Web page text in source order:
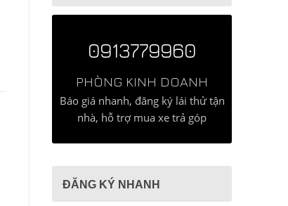
0913779960
PHÒNG KINH DOANH
Báo giá nhanh, đăng ký lái thử tận
nhà, hỗ trợ mua xe trả góp
ĐĂNG KÝ NHANH